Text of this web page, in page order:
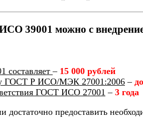
39001 можно с
составляет– 15 000 рублей
ГОСТ Р ИСО/МЭК 27001:2006 –
ГОСТ ИСО 27001 – 3 года
предоставить